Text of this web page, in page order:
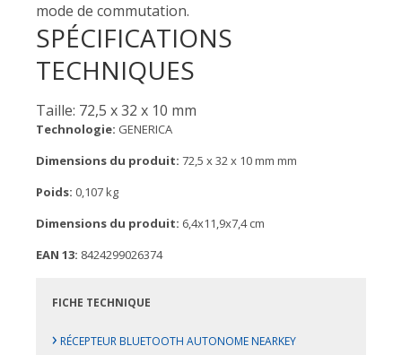
mode de commutation.
SPÉCIFICATIONS
TECHNIQUES
Taille: 72,5 x 32 x 10 mm
Technologie: GENERICA
Dimensions du produit: 72,5 x 32 x 10 mm mm
Poids: 0,107 kg
Dimensions du produit: 6,4x11,9x7,4 cm
EAN 13: 8424299026374
FICHE TECHNIQUE
› RÉCEPTEUR BLUETOOTH AUTONOME NEARKEY